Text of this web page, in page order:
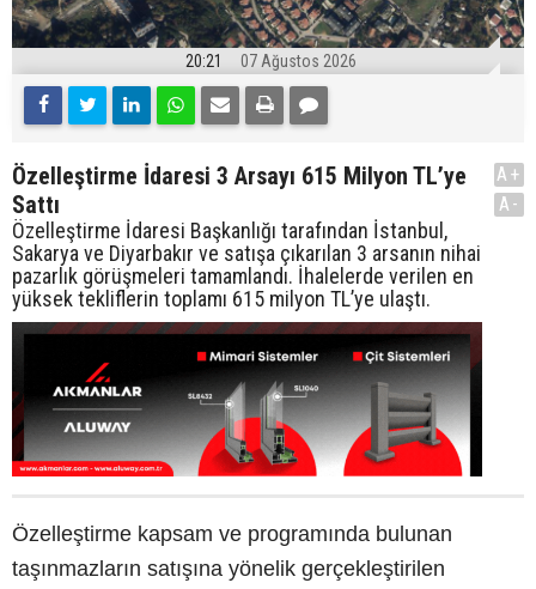
20:21 07 Ağustos 2026
Özelleştirme İdaresi 3 Arsayı 615 Milyon TL’ye
Sattı
Özelleştirme İdaresi Başkanlığı tarafından İstanbul,
Sakarya ve Diyarbakır ve satışa çıkarılan 3 arsanın nihai
pazarlık görüşmeleri tamamlandı. İhalelerde verilen en
yüksek tekliflerin toplamı 615 milyon TL’ye ulaştı.
A+
A-
Özelleştirme kapsam ve programında bulunan
taşınmazların satışına yönelik gerçekleştirilen